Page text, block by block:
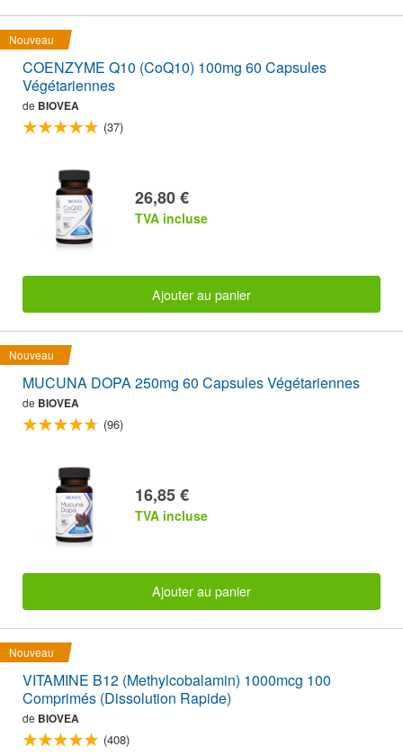
Nouveau
COENZYME Q10 (CoQ10) 100mg 60 Capsules
Végétariennes
de BIOVEA
(37)
26,80 €
TVA incluse
Ajouter au panier
Nouveau
MUCUNA DOPA 250mg 60 Capsules Végétariennes
de BIOVEA
(96)
16,85 €
TVA incluse
Ajouter au panier
Nouveau
VITAMINE B12 (Methylcobalamin) 1000mcg 100
Comprimés (Dissolution Rapide)
de BIOVEA
(408)